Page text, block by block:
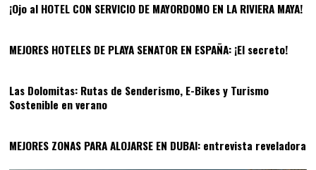
¡Ojo al HOTEL CON SERVICIO DE MAYORDOMO EN LA RIVIERA MAYA!
08
MEJORES HOTELES DE PLAYA SENATOR EN ESPAÑA: ¡El secreto!
09
Las Dolomitas: Rutas de Senderismo, E-Bikes y Turismo
Sostenible en verano
MEJORES ZONAS PARA ALOJARSE EN DUBAI: entrevista reveladora